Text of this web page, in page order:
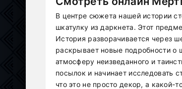
В центре сюжета нашей истории
шкатулку из даркнета. Этот
История разворачивается через
раскрывает новые подробности о
атмосферу неизведанного и
посылок и начинает исследовать
что это не просто декор, а